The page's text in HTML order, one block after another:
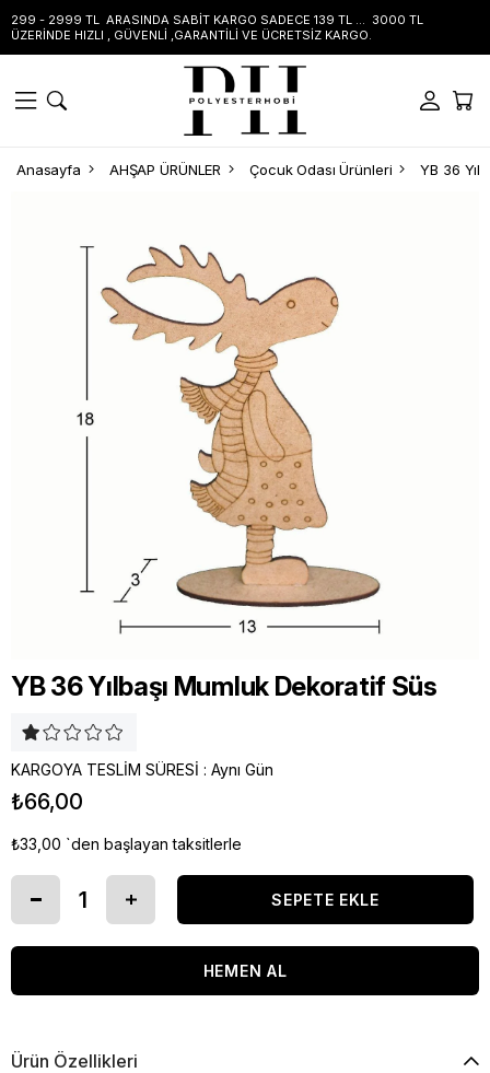
299 - 2999 TL ARASINDA SABİT KARGO SADECE 139 TL ... 3000 TL
ÜZERİNDE HIZLI , GÜVENLİ ,GARANTİLİ VE ÜCRETSİZ KARGO.
Anasayfa AHŞAP ÜRÜNLER Çocuk Odası Ürünleri YB 36
YB 36 Yılbaşı Mumluk Dekoratif Süs
KARGOYA TESLİM SÜRESİ : Aynı Gün
₺66,00
₺33,00 `den başlayan taksitlerle
Ürün Özellikleri